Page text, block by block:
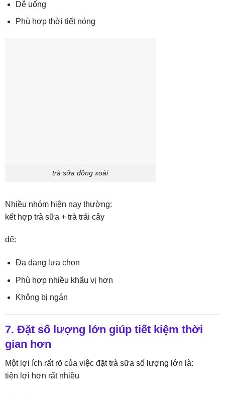
Dễ uống
Phù hợp thời tiết nóng
trà sữa đồng xoài
Nhiều nhóm hiện nay thường:
kết hợp trà sữa + trà trái cây
để:
Đa dạng lựa chọn
Phù hợp nhiều khẩu vị hơn
Không bị ngán
7. Đặt số lượng lớn giúp tiết kiệm thời
gian hơn
Một lợi ích rất rõ của việc đặt trà sữa số lượng lớn là:
tiện lợi hơn rất nhiều